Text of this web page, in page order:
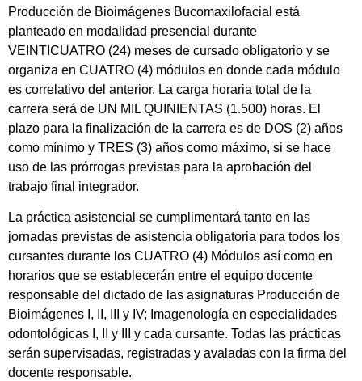
Producción de Bioimágenes Bucomaxilofacial está
planteado en modalidad presencial durante
VEINTICUATRO (24) meses de cursado obligatorio y se
organiza en CUATRO (4) módulos en donde cada módulo
es correlativo del anterior. La carga horaria total de la
carrera será de UN MIL QUINIENTAS (1.500) horas. El
plazo para la finalización de la carrera es de DOS (2) años
como mínimo y TRES (3) años como máximo, si se hace
uso de las prórrogas previstas para la aprobación del
trabajo final integrador.
La práctica asistencial se cumplimentará tanto en las
jornadas previstas de asistencia obligatoria para todos los
cursantes durante los CUATRO (4) Módulos así como en
horarios que se establecerán entre el equipo docente
responsable del dictado de las asignaturas Producción de
Bioimágenes I, II, III y IV; Imagenología en especialidades
odontológicas I, II y III y cada cursante. Todas las prácticas
serán supervisadas, registradas y avaladas con la firma del
docente responsable.